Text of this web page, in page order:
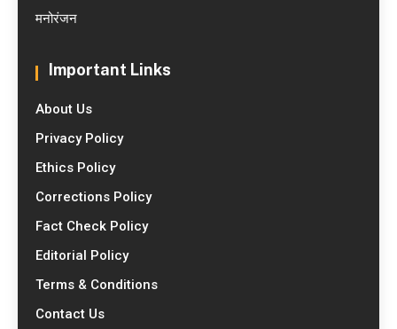
मनोरंजन
Important Links
About Us
Privacy Policy
Ethics Policy
Corrections Policy
Fact Check Policy
Editorial Policy
Terms & Conditions
Contact Us